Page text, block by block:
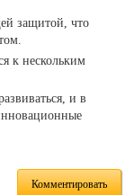
защитой, что
к нескольким
и в
Комментировать